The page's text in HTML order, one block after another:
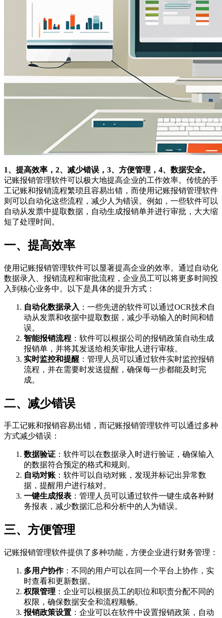
1、提高效率，2、减少错误，3、方便管理，4、数据安全。
记账报销管理软件可以极大地提高企业的工作效率。传统的手
工记账和报销流程繁琐且容易出错，而使用记账报销管理软件
则可以自动化这些流程，减少人为错误。例如，一些软件可以
自动从发票中提取数据，自动生成报销单并进行审批，大大缩
短了处理时间。
一、提高效率
使用记账报销管理软件可以显著提高企业的效率。通过自动化
数据录入、报销流程和审批流程，企业员工可以将更多时间投
入到核心业务中。以下是具体的提升方式：
自动化数据录入 ：一些先进的软件可以通过OCR技术自
动从发票和收据中提取数据，减少手动输入的时间和错
误。
智能报销流程 ：软件可以根据公司的报销政策自动生成
报销单，并将其发送给相关审批人进行审核。
实时监控和提醒 ：管理人员可以通过软件实时监控报销
流程，并在需要时发送提醒，确保每一步都能及时完
成。
二、减少错误
手工记账和报销容易出错，而记账报销管理软件可以通过多种
方式减少错误：
数据验证 ：软件可以在数据录入时进行验证，确保输入
的数据符合预定的格式和规则。
自动对账 ：软件可以自动对账，发现并标记出异常数
据，提醒用户进行核对。
一键生成报表 ：管理人员可以通过软件一键生成各种财
务报表，减少数据汇总和分析中的人为错误。
三、方便管理
记账报销管理软件提供了多种功能，方便企业进行财务管理：
多用户协作：不同的用户可以在同一个平台上协作，实
时查看和更新数据。
权限管理 ：企业可以根据员工的职位和职责分配不同的
权限，确保数据安全和流程顺畅。
报销政策设置 ：企业可以在软件中设置报销政策，自动